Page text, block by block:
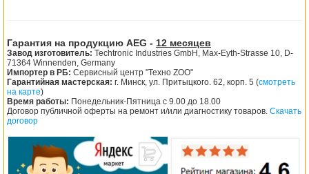
Гарантия на продукцию AEG - 12 месяцев
Завод изготовитель: Techtronic Industries GmbH, Max-Eyth-Strasse 10, D-
71364 Winnenden, Germany
Импортер в РБ: Сервисный центр "Техно ZOO"
Гарантийная мастерская: г. Минск, ул. Притыцкого. 62, корп. 5 (смотреть
на карте)
Время работы: Понедельник-Пятница с 9.00 до 18.00
Договор публичной оферты на ремонт и/или диагностику товаров. Скачать
договор